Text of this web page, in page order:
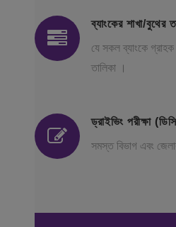
ব্যাংকের শাখা/বুথের
যে সকল ব্যাংকে গ্রাহক
তালিকা ।
ড্রাইভিং পরীক্ষা
সমস্ত বিভাগ এবং